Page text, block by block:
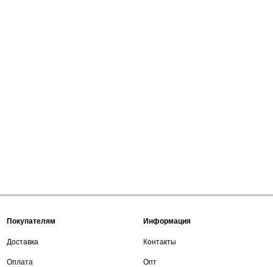
Покупателям
Доставка
Оплата
Информация
Контакты
Опт